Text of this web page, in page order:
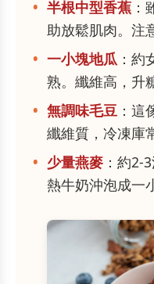
半根中型香蕉
助放鬆肌肉。注
一小塊地瓜 ：
熟。纖維高，升
無調味毛豆 ：
纖維質，冷凍庫
少量燕麥 ：約2-
熱牛奶沖泡成一